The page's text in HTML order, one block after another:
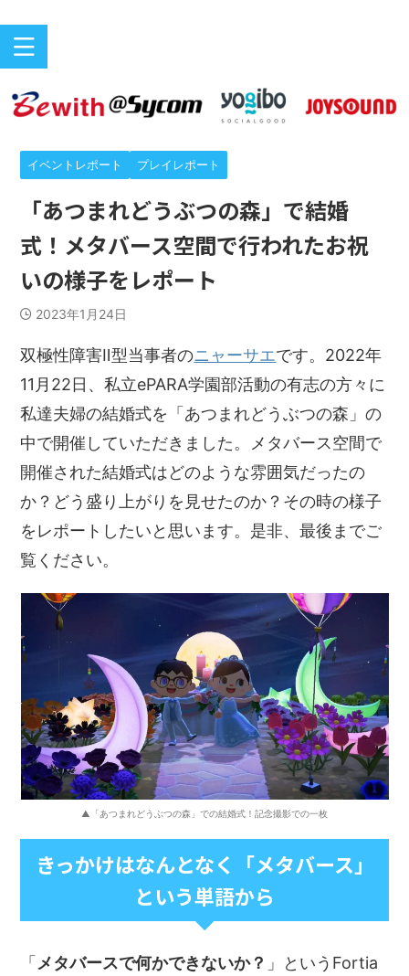
イベントレポート プレイレポート
「あつまれどうぶつの森」で結婚
式！メタバース空間で行われたお祝
いの様子をレポート
2023年1月24日
双極性障害Ⅱ型当事者のニャーサエです。2022年
11月22日、私立ePARA学園部活動の有志の方々に
私達夫婦の結婚式を「あつまれどうぶつの森」の
中で開催していただきました。メタバース空間で
開催された結婚式はどのような雰囲気だったの
か？どう盛り上がりを見せたのか？その時の様子
をレポートしたいと思います。是非、最後までご
覧ください。
▲「あつまれどうぶつの森」での結婚式！記念撮影での一枚
きっかけはなんとなく「メタバース」
という単語から
「メタバースで何かできないか？ 」というFortia